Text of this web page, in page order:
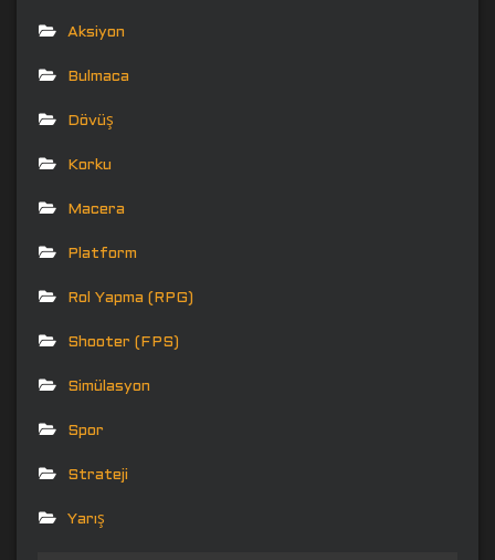
Aksiyon
Bulmaca
Dövüş
Korku
Macera
Platform
Rol Yapma (RPG)
Shooter (FPS)
Simülasyon
Spor
Strateji
Yarış